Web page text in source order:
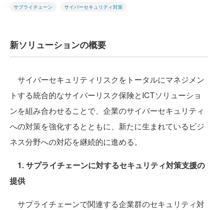
サプライチェーン サイバーセキュリティ対策
新ソリューションの概要
サイバーセキュリティリスクをトータルにマネジメン
トする統合的なサイバーリスク保険とICTソリューショ
ンを組み合わせることで、企業のサイバーセキュリティ
への対策を強化するとともに、新たに生まれているビジ
ネス分野への対応を継続的に進める。
1. サプライチェーンに対するセキュリティ対策支援の
提供
サプライチェーンで関連する企業群のセキュリティ対